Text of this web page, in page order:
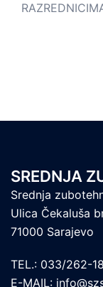
SREDNJA
Srednja
Ulica Čekaluša
71000 Sarajevo
TEL.: 033/262-
E-MAIL: